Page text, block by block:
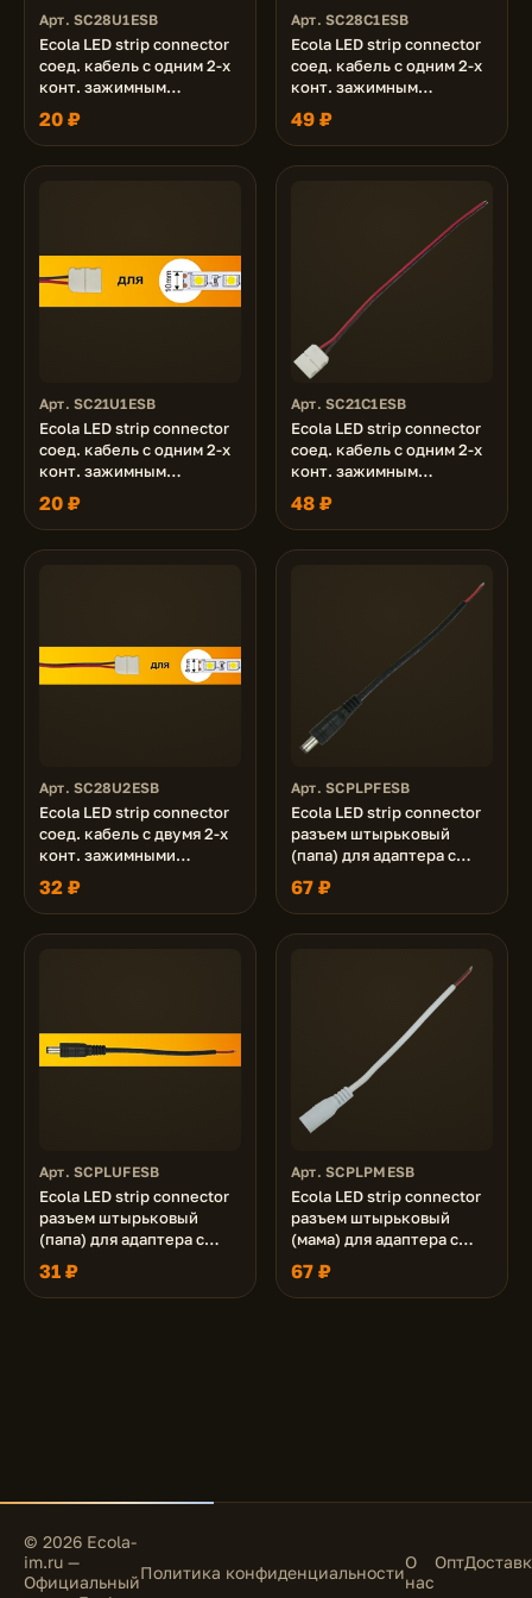
Арт. SC28U1ESB
Ecola LED strip connector
соед. кабель с одним 2-х
конт. зажимным
разъемом 8mm 15 см 1шт.
20 ₽
Арт. SC28C1ESB
Ecola LED strip connector
соед. кабель с одним 2-х
конт. зажимным
разъемом 8mm 15 см. уп.
3 шт.
49 ₽
Арт. SC21U1ESB
Ecola LED strip connector
соед. кабель с одним 2-х
конт. зажимным
разъемом 10mm 15 см 1шт.
20 ₽
Арт. SC21C1ESB
Ecola LED strip connector
соед. кабель с одним 2-х
конт. зажимным
разъемом 10mm 15 см. уп.
3 шт.
48 ₽
Арт. SC28U2ESB
Ecola LED strip connector
соед. кабель с двумя 2-х
конт. зажимными
разъемами 8mm 15 см
1шт.
32 ₽
Арт. SCPLPFESB
Ecola LED strip connector
разъем штырьковый
(папа) для адаптера с
кабелем 15 см. уп. 3 шт.
67 ₽
Арт. SCPLUFESB
Ecola LED strip connector
разъем штырьковый
(папа) для адаптера с
кабелем 15 см 1шт.
31 ₽
Арт. SCPLPMESB
Ecola LED strip connector
разъем штырьковый
(мама) для адаптера с
кабелем 15 см. уп. 3 шт.
67 ₽
© 2026 Ecola-
im.ru —
ОфициальныйПолитика конфиденциальностиО
нас
Опт